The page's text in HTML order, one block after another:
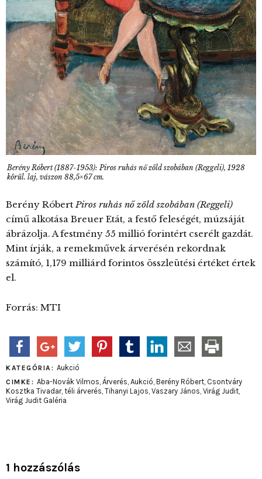
Berény Róbert (1887-1953): Piros ruhás nő zöld szobában (Reggeli), 1928
körül. laj, vászon 88,5×67 cm.
Berény Róbert Piros ruhás nő zöld szobában (Reggeli)
című alkotása Breuer Etát, a festő feleségét, múzsáját
ábrázolja. A festmény 55 millió forintért cserélt gazdát.
Mint írják, a remekművek árverésén rekordnak
számító, 1,179 milliárd forintos összleütési értéket értek
el.
Forrás: MTI
KATEGÓRIA: Aukció
CIMKE: Aba-Novák Vilmos Árverés Aukció Berény Róbert, Csontváry
Kosztka Tivadar, téli árverés Tihanyi Lajos Vaszary János Virág Judit
Virág Judit Galéria
1 hozzászólás